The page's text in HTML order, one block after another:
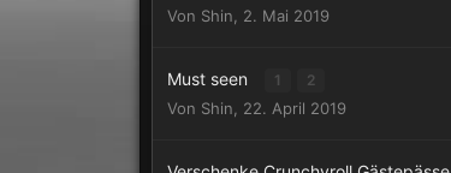
Von Shin 2. Mai 2019
Must seen 1 2
Von Shin 22. April 2019